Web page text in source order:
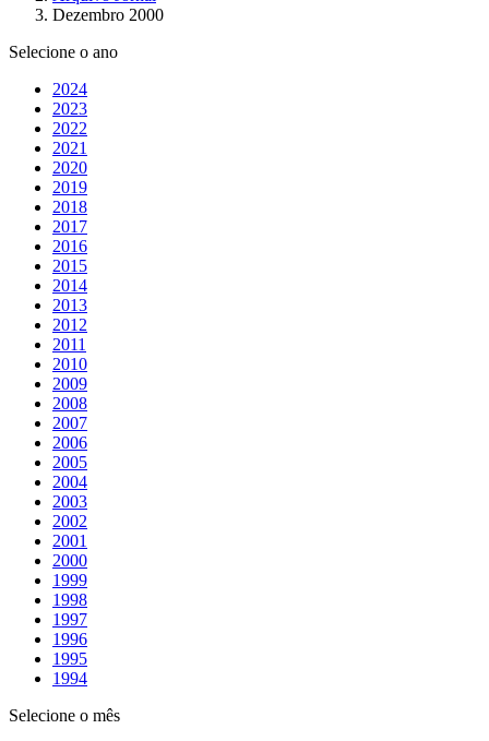
Dezembro 2000
Selecione o ano
2024
2023
2022
2021
2020
2019
2018
2017
2016
2015
2014
2013
2012
2011
2010
2009
2008
2007
2006
2005
2004
2003
2002
2001
2000
1999
1998
1997
1996
1995
1994
Selecione o mês